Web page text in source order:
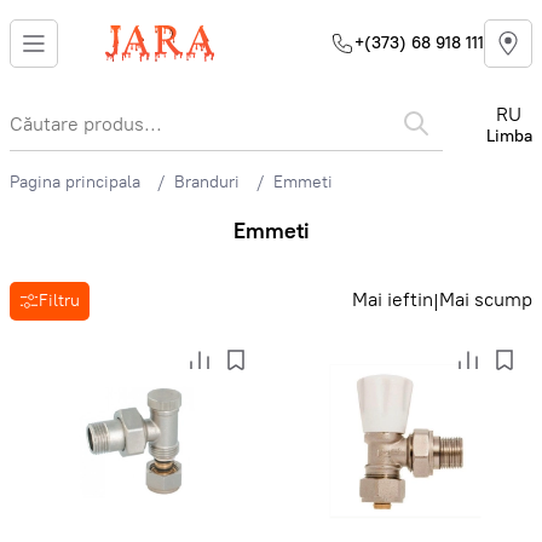
+(373) 68 918 111
RU
Limba
Pagina principala Branduri Emmeti
Emmeti
Filtru Mai ieftin|Mai scump